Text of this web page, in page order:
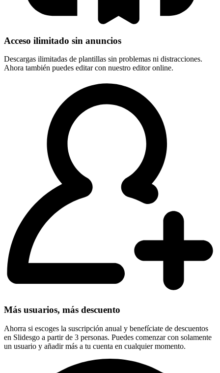
Acceso ilimitado sin anuncios
Descargas ilimitadas de plantillas sin problemas ni distracciones.
Ahora también puedes editar con nuestro editor online.
Más usuarios, más descuento
Ahorra si escoges la suscripción anual y benefíciate de descuentos
en Slidesgo a partir de 3 personas. Puedes comenzar con solamente
un usuario y añadir más a tu cuenta en cualquier momento.